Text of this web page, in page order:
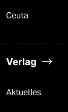
Ceuta
Verlag
Aktuelles